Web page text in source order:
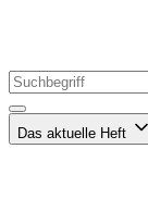
Das aktuelle Heft